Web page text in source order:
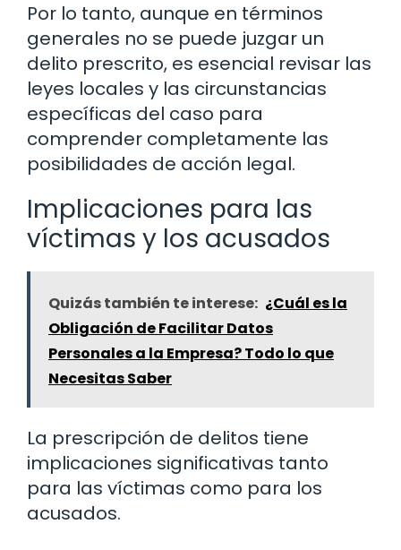
Por lo tanto, aunque en términos
generales no se puede juzgar un
delito prescrito, es esencial revisar las
leyes locales y las circunstancias
específicas del caso para
comprender completamente las
posibilidades de acción legal.
Implicaciones para las
víctimas y los acusados
Quizás también te interese: ¿Cuál es la
Obligación de Facilitar Datos
Personales a la Empresa? Todo lo que
Necesitas Saber
La prescripción de delitos tiene
implicaciones significativas tanto
para las víctimas como para los
acusados.